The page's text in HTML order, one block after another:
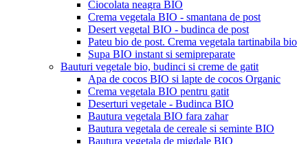
Ciocolata neagra BIO
Crema vegetala BIO - smantana de post
Desert vegetal BIO - budinca de post
Pateu bio de post. Crema vegetala tartinabila bio
Supa BIO instant si semipreparate
Bauturi vegetale bio, budinci si creme de gatit
Apa de cocos BIO si lapte de cocos Organic
Crema vegetala BIO pentru gatit
Deserturi vegetale - Budinca BIO
Bautura vegetala BIO fara zahar
Bautura vegetala de cereale si seminte BIO
Bautura vegetala de migdale BIO